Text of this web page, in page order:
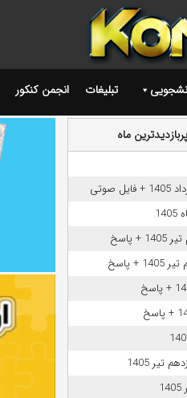
تبلیغات انجمن کنکور
پربازدیدترین ماه
پاسخ